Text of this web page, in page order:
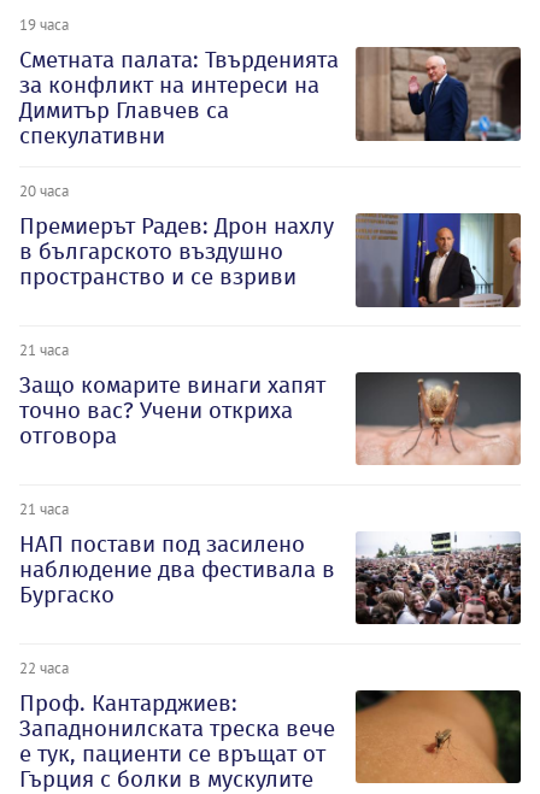
19 часа
Сметната палата: Твърденията
за конфликт на интереси на
Димитър Главчев са
спекулативни
20 часа
Премиерът Радев: Дрон нахлу
в българското въздушно
пространство и се взриви
21 часа
Защо комарите винаги хапят
точно вас? Учени откриха
отговора
21 часа
НАП постави под засилено
наблюдение два фестивала в
Бургаско
22 часа
Проф. Кантарджиев:
Западнонилската треска вече
е тук, пациенти се връщат от
Гърция с болки в мускулите